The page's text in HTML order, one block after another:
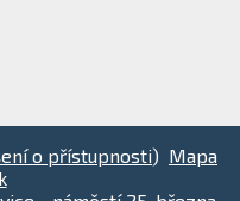
o přístupnosti) Mapa